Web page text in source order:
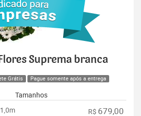
Suprema branca
Grátis Pague somente após a entrega
Tamanhos
R$ 679,00